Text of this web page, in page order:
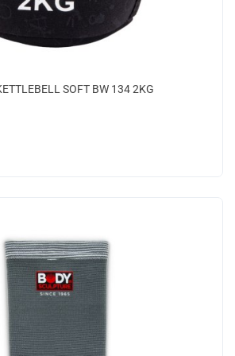
SOFT BW 134 2KG